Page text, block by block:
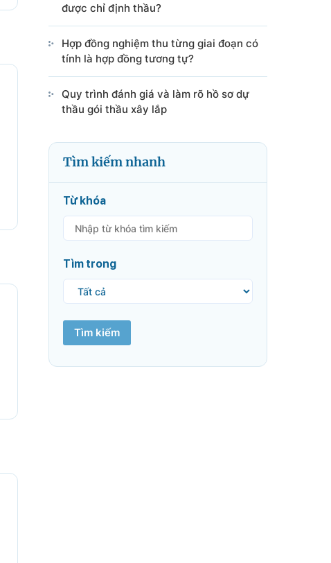
được chỉ định thầu?
Hợp đồng nghiệm thu từng giai đoạn có
tính là hợp đồng tương tự?
Quy trình đánh giá và làm rõ hồ sơ dự
thầu gói thầu xây lắp
Tìm kiếm nhanh
Từ khóa
Tìm trong
Tìm kiếm